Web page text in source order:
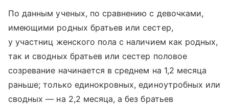
По данным ученых, по сравнению с девочками,
имеющими родных братьев или сестер,
у участниц женского пола с наличием как родных,
так и сводных братьев или сестер половое
созревание начинается в среднем на 1,2 месяца
раньше; только единокровных, единоутробных или
сводных — на 2,2 месяца, а без братьев